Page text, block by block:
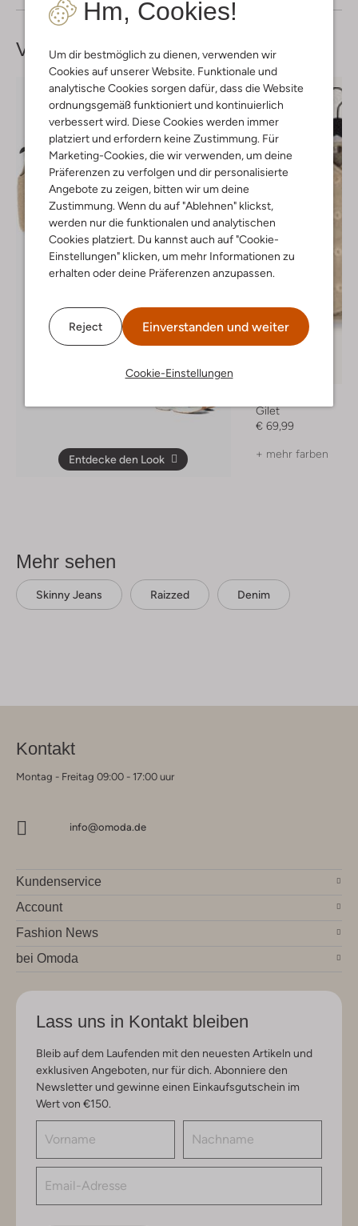
Hm, Cookies!
Um dir bestmöglich zu dienen, verwenden wir
Cookies auf unserer Website. Funktionale und
analytische Cookies sorgen dafür, dass die Website
ordnungsgemäß funktioniert und kontinuierlich
verbessert wird. Diese Cookies werden immer
platziert und erfordern keine Zustimmung. Für
Marketing-Cookies, die wir verwenden, um deine
Präferenzen zu verfolgen und dir personalisierte
Angebote zu zeigen, bitten wir um deine
Zustimmung. Wenn du auf "Ablehnen" klickst,
werden nur die funktionalen und analytischen
Cookies platziert. Du kannst auch auf "Cookie-
Einstellungen" klicken, um mehr Informationen zu
erhalten oder deine Präferenzen anzupassen.
Reject Einverstanden und weiter
Cookie-Einstellungen
Vervollständige deinenLook
Entdecke den Look
Gilet
€ 69,99
+ mehr farben
Mehr sehen
Skinny Jeans Raizzed Denim
Kontakt
Montag - Freitag 09:00 - 17:00 uur
info@omoda.de
Kundenservice
Account
Fashion News
bei Omoda
Lass uns in Kontakt bleiben
Bleib auf dem Laufenden mit den neuesten Artikeln und
exklusiven Angeboten, nur für dich. Abonniere den
Newsletter und gewinne einen Einkaufsgutschein im
Wert von €150.